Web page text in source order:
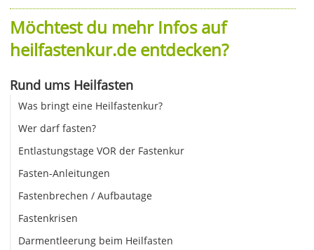
Möchtest du mehr Infos auf
heilfastenkur.de entdecken?
Rund ums Heilfasten
Was bringt eine Heilfastenkur?
Wer darf fasten?
Entlastungstage VOR der Fastenkur
Fasten-Anleitungen
Fastenbrechen / Aufbautage
Fastenkrisen
Darmentleerung beim Heilfasten